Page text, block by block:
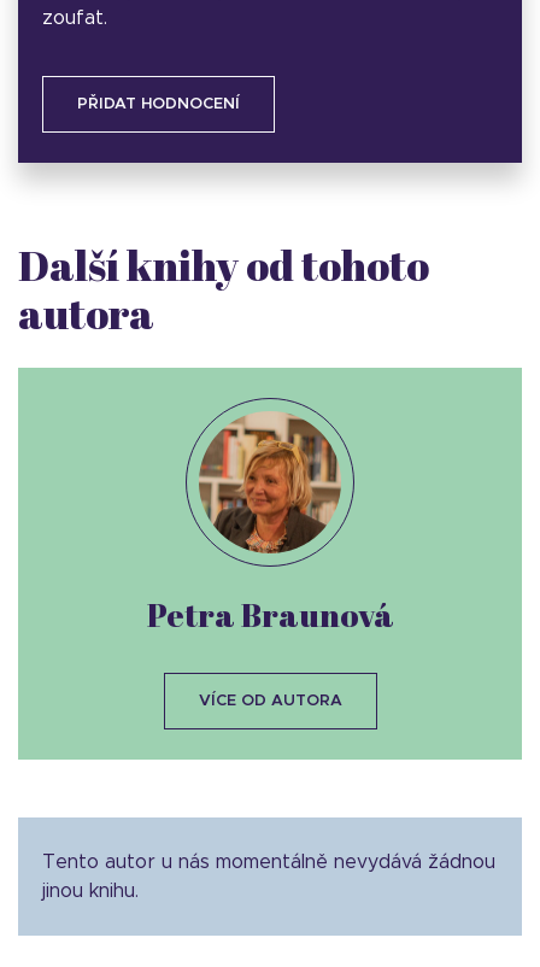
zoufat.
PŘIDAT HODNOCENÍ
Další knihy od tohoto
autora
Tento autor u nás momentálně nevydává žádnou
jinou knihu.
Petra Braunová
VÍCE OD AUTORA